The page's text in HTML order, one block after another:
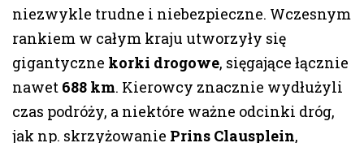
niezwykle trudne i niebezpieczne. Wczesnym
rankiem w całym kraju utworzyły się
gigantyczne korki drogowe, sięgające łącznie
nawet 688 km. Kierowcy znacznie wydłużyli
czas podróży, a niektóre ważne odcinki dróg,
jak np. skrzyżowanie Prins Clausplein,